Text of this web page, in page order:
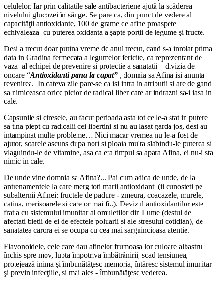
celulelor. Iar prin calitatile sale antibacteriene ajută la scăderea
nivelului glucozei în sânge. Se pare ca, din punct de vedere al
capacităţii antioxidante, 100 de grame de afine proaspete
echivaleaza cu puterea oxidanta a şapte porţii de legume şi fructe.
Desi a trecut doar putina vreme de anul trecut, cand s-a inrolat prima
data in Gradina fermecata a legumelor fericite, ca reprezentant de
vaza al echipei de prevenire si protectie a sanatatii – divizia de
onoare “Antioxidanti pana la capat” , domnia sa Afina isi anunta
revenirea. In cateva zile pare-se ca isi intra in atributii si are de gand
sa nimiceasca orice picior de radical liber care ar indrazni sa-i iasa in
cale.
Capsunile si ciresele, au facut perioada asta tot ce le-a stat in putere
sa tina piept cu radicalii cei libertini si nu au lasat garda jos, desi au
intampinat multe probleme… Nici macar vremea nu le-a fost de
ajutor, soarele ascuns dupa nori si ploaia multa slabindu-le puterea si
vlaguindu-le de vitamine, asa ca era timpul sa apara Afina, ei nu-i sta
nimic in cale.
De unde vine domnia sa Afina?... Pai cum adica de unde, de la
antrenamentele la care merg toti marii antioxidanti (ii cunosteti pe
subalternii Afinei: fructele de padure - zmeura, coacazele, murele,
catina, merisoarele si care or mai fi..). Devizul antioxidantilor este
fratia cu sistemului imunitar al omuletilor din Lume (destul de
afectati bietii de ei de efectele poluarii si ale stresului cotidian), de
sanatatea carora ei se ocupa cu cea mai sarguincioasa atentie.
Flavonoidele, cele care dau afinelor frumoasa lor culoare albastru
închis spre mov, lupta împotriva îmbătrânirii, scad tensiunea,
protejează inima şi îmbunătăţesc memoria, întăresc sistemul imunitar
şi previn infecţiile, si mai ales - îmbunătăţesc vederea.